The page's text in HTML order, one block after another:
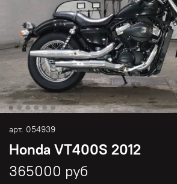
арт. 054939
Honda VT400S 2012
365000 руб